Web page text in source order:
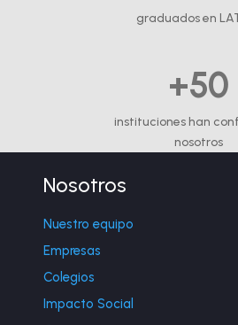
graduados en
+50
instituciones han
nosotros
Nosotros
Nuestro equipo
Empresas
Colegios
Impacto Social